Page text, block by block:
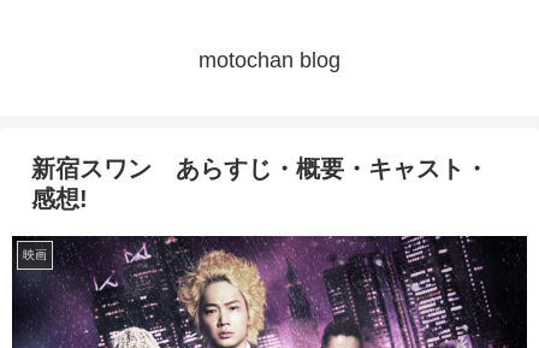
motochan blog
新宿スワン あらすじ・概要・キャスト・
感想!
映画